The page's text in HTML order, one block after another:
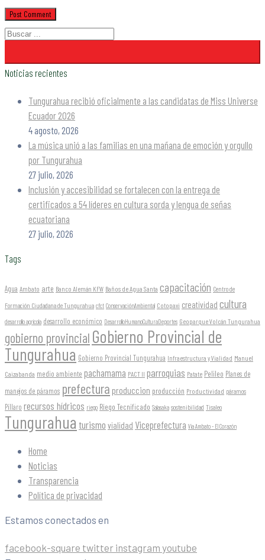
Noticias recientes
Tungurahua recibió oficialmente a las candidatas de Miss Universe
Ecuador 2026
4 agosto, 2026
La música unió a las familias en una mañana de emoción y orgullo
por Tungurahua
27 julio, 2026
Inclusión y accesibilidad se fortalecen con la entrega de
certificados a 54 líderes en cultura sorda y lengua de señas
ecuatoriana
27 julio, 2026
Tags
Agua Ambato arte Banco Alemán KFW Baños de Agua Santa capacitación Centro de
Formación Ciudadana de Tungurahua cfct ConservaciónAmbiental Cotopaxi creatividad cultura
desarrollo agrícola desarrollo económico DesarrolloHumanoCulturaDeportes Geoparque Volcán Tungurahua
gobierno provincial Gobierno Provincial de
Tungurahua Gobierno Provincial Tungurahua Infraestructura y Vialidad Manuel
Caizabanda medio ambiente pachamama PACT II parroquias Patate Pelileo Planes de
manejos de páramos prefectura produccion producción Productividad páramos
Píllaro recursos hídricos riego Riego Tecnificado Salasaka sostenibilidad Tisaleo
Tungurahua turismo vialidad Viceprefectura Vía Ambato - El Corazón
Home
Noticias
Transparencia
Política de privacidad
Estamos conectados en
facebook-square twitter instagram youtube